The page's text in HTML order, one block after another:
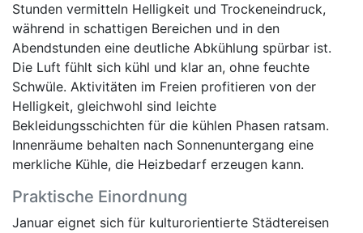
Stunden vermitteln Helligkeit und Trockeneindruck,
während in schattigen Bereichen und in den
Abendstunden eine deutliche Abkühlung spürbar ist.
Die Luft fühlt sich kühl und klar an, ohne feuchte
Schwüle. Aktivitäten im Freien profitieren von der
Helligkeit, gleichwohl sind leichte
Bekleidungsschichten für die kühlen Phasen ratsam.
Innenräume behalten nach Sonnenuntergang eine
merkliche Kühle, die Heizbedarf erzeugen kann.
Praktische Einordnung
Januar eignet sich für kulturorientierte Städtereisen